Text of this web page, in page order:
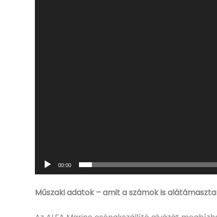
00:00
Műszaki adatok – amit a számok is